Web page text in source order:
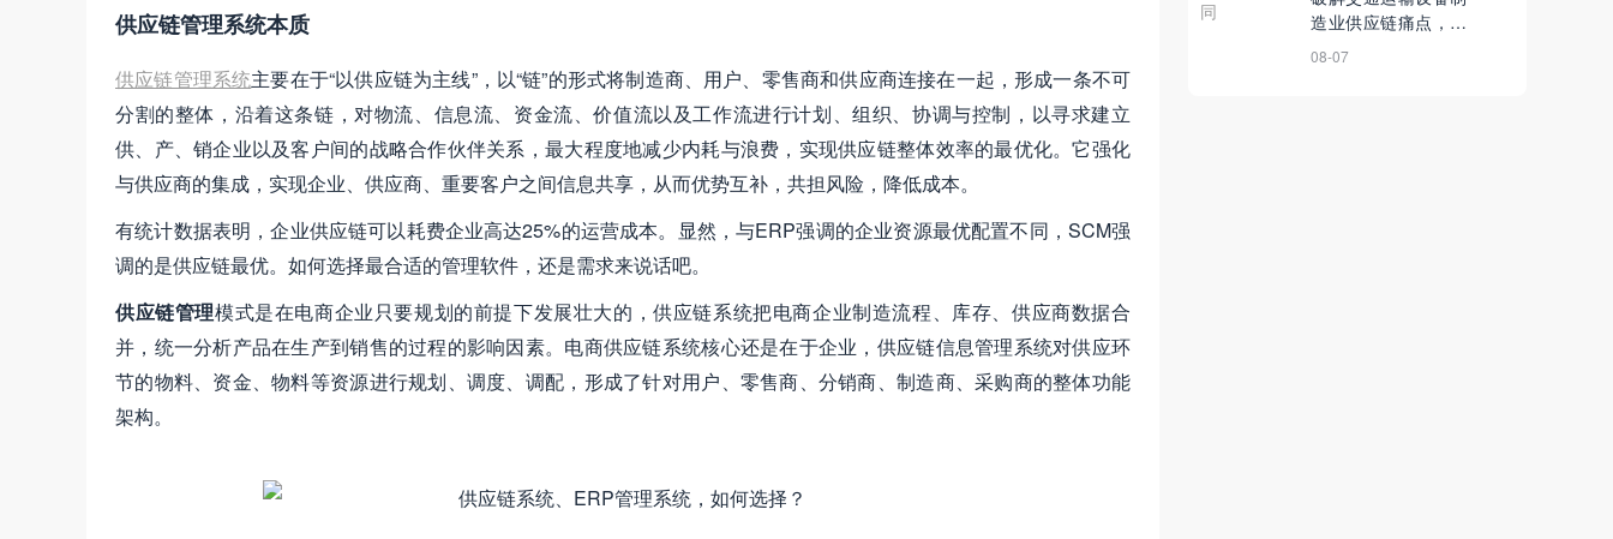
供应链管理系统本质
供应链管理系统主要在于“以供应链为主线”，以“链”的形式将制造商、用户、零售商和供应商连接在一起，形成一条不可
分割的整体，沿着这条链，对物流、信息流、资金流、价值流以及工作流进行计划、组织、协调与控制，以寻求建立
供、产、销企业以及客户间的战略合作伙伴关系，最大程度地减少内耗与浪费，实现供应链整体效率的最优化。它强化
与供应商的集成，实现企业、供应商、重要客户之间信息共享，从而优势互补，共担风险，降低成本。
有统计数据表明，企业供应链可以耗费企业高达25%的运营成本。显然，与ERP强调的企业资源最优配置不同，SCM强
调的是供应链最优。如何选择最合适的管理软件，还是需求来说话吧。
供应链管理模式是在电商企业只要规划的前提下发展壮大的，供应链系统把电商企业制造流程、库存、供应商数据合
并，统一分析产品在生产到销售的过程的影响因素。电商供应链系统核心还是在于企业，供应链信息管理系统对供应环
节的物料、资金、物料等资源进行规划、调度、调配，形成了针对用户、零售商、分销商、制造商、采购商的整体功能
架构。
造业供应链痛点，数
商云SCM协同系统助
08-07